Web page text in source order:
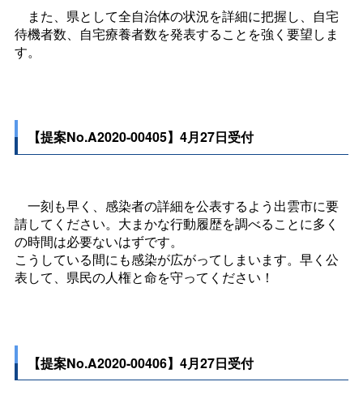
また、県として全自治体の状況を詳細に把握し、自宅
待機者数、自宅療養者数を発表することを強く要望しま
す。
【提案No.A2020-00405】4月27日受付
一刻も早く、感染者の詳細を公表するよう出雲市に要
請してください。大まかな行動履歴を調べることに多く
の時間は必要ないはずです。
こうしている間にも感染が広がってしまいます。早く公
表して、県民の人権と命を守ってください！
【提案No.A2020-00406】4月27日受付